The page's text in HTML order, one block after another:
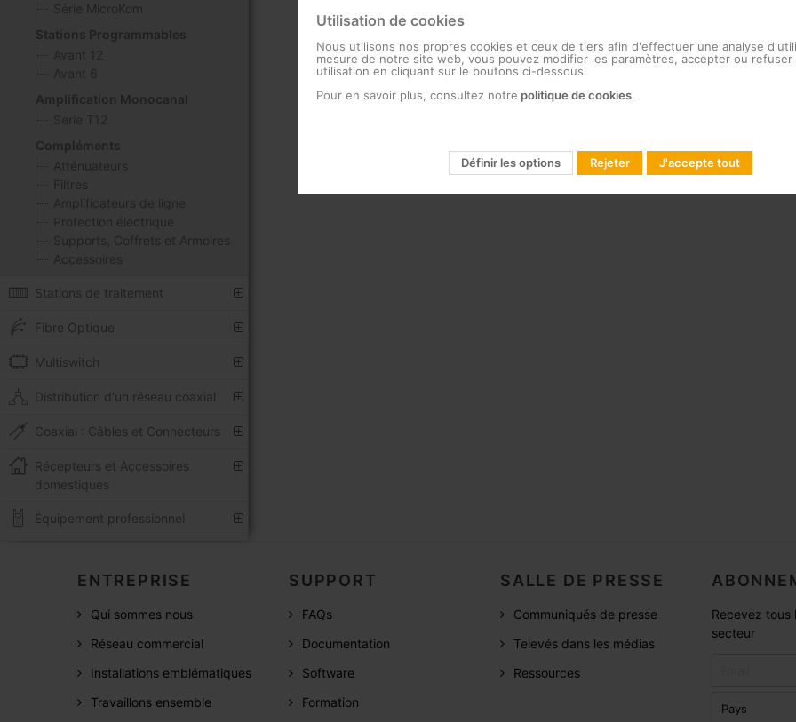
Série MicroKom
Stations Programmables
Avant 12
Avant 6
Amplification Monocanal
Serie T12
Compléments
Atténuateurs
Filtres
Amplificateurs de ligne
Protection électrique
Supports, Coffrets et Armoires
Accessoires
Stations de traitement
Fibre Optique
Multiswitch
Distribution d'un réseau coaxial
Coaxial : Câbles et Connecteurs
Récepteurs et Accessoires
domestiques
Équipement professionnel
ENTREPRISE
Qui sommes nous
Réseau commercial
Installations emblématiques
Travaillons ensemble
SUPPORT
FAQs
Documentation
Software
Formation
SALLE DE PRESSE
Communiqués de presse
Televés dans les médias
Ressources
Recevez tous
secteur
Utilisation de cookies
Nous utilisons nos propres cookies et ceux de tiers afin d'effectuer une analyse
mesure de notre site web, vous pouvez modifier les paramètres, accepter ou refuser
utilisation en cliquant sur le boutons ci-dessous.
Pour en savoir plus, consultez notre politique de cookies.
Définir les options Rejeter J'accepte tout